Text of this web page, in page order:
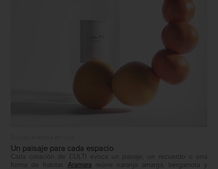
Un paisaje para cada espacio
Cada creación de CULTI evoca un paisaje, un recuerdo o una
forma de habitar. Aramara
reúne naranja amarga, bergamota y